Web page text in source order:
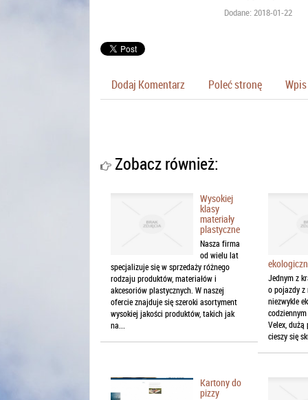
Dodane: 2018-01-22
Dodaj Komentarz Poleć stronę
Zobacz również:
Wysokiej
klasy
materiały
plastyczne
Nasza firma
od wielu lat
specjalizuje się w sprzedaży różnego
rodzaju produktów, materiałów i
akcesoriów plastycznych. W naszej
ofercie znajduje się szeroki asortyment
wysokiej jakości produktów, takich jak
na...
Jednym z
o pojazdy z
niezwykle
Velex,
cieszy się
Kartony do
pizzy